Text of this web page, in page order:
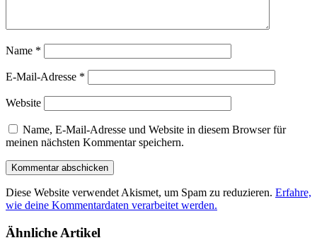
Name *
E-Mail-Adresse *
Website
Name, E-Mail-Adresse und Website in diesem Browser für
meinen nächsten Kommentar speichern.
Diese Website verwendet Akismet, um Spam zu reduzieren. Erfahre,
wie deine Kommentardaten verarbeitet werden.
Ähnliche Artikel